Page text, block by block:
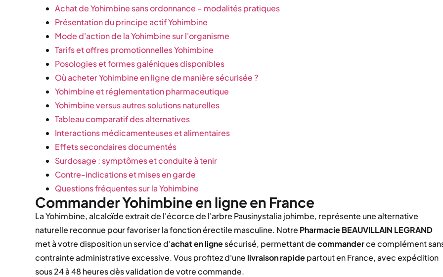
Achat de Yohimbine sans ordonnance – modalités pratiques
Présentation du principe actif Yohimbine
Mode d'action de la Yohimbine sur l'organisme
Tarifs et offres promotionnelles Yohimbine
Posologies et formes galéniques disponibles
Où acheter Yohimbine en ligne de manière sécurisée ?
Yohimbine et réglementation pharmaceutique
Yohimbine versus autres solutions naturelles
Tableau comparatif des alternatives
Interactions médicamenteuses et alimentaires
Effets secondaires documentés
Surdosage : symptômes et conduite à tenir
Contre-indications et mises en garde
Questions fréquentes sur la Yohimbine
Commander Yohimbine en ligne en France
La Yohimbine, alcaloïde extrait de l'écorce de l'arbre Pausinystalia johimbe, représente une alternative
naturelle reconnue pour favoriser la fonction érectile masculine. Notre Pharmacie BEAUVILLAIN LEGRAND
met à votre disposition un service d'achat en lignesécurisé, permettant decommanderce complément
contrainte administrative excessive. Vous profitez d'une livraison rapidepartout en France, avec expédition
sous 24 à 48 heures dès validation de votre commande.